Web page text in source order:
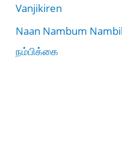
Vanjikiren
Naan Nambum
நம்பிக்கை